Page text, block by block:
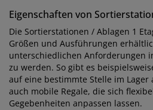
Eigenschaften von
Die Sortierstationen / Ablagen 1
Größen und Ausführungen
unterschiedlichen Anforderungen
zu werden. So gibt es
auf eine bestimmte Stelle im
auch mobile Regale, die sich
Gegebenheiten anpassen lassen.